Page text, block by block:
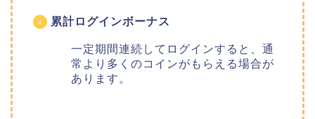
累計ログインボーナス
一定期間連続してログインすると、通
常より多くのコインがもらえる場合が
あります。